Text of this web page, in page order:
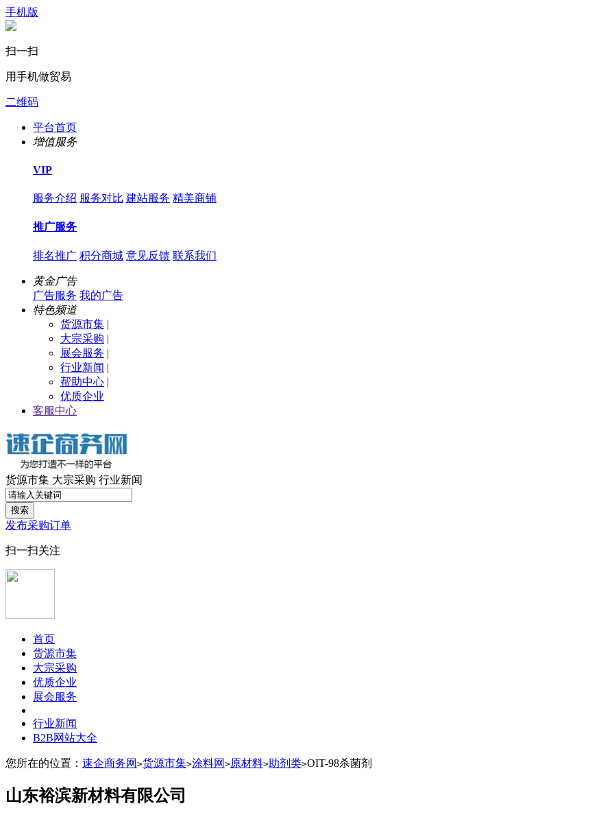
手机版
扫一扫
用手机做贸易
二维码
平台首页
增值服务
VIP
服务介绍 服务对比 建站服务 精美商铺
推广服务
排名推广 积分商城 意见反馈 联系我们
黄金广告
广告服务 我的广告
特色频道
货源市集 |
大宗采购 |
展会服务 |
行业新闻 |
帮助中心 |
优质企业
客服中心
货源市集 大宗采购 行业新闻
搜索
发布采购订单
扫一扫关注
首页
货源市集
大宗采购
优质企业
展会服务
行业新闻
B2B网站大全
您所在的位置： 速企商务网 >货源市集>涂料网 >原材料>助剂类>OIT-98杀菌剂
山东裕滨新材料有限公司